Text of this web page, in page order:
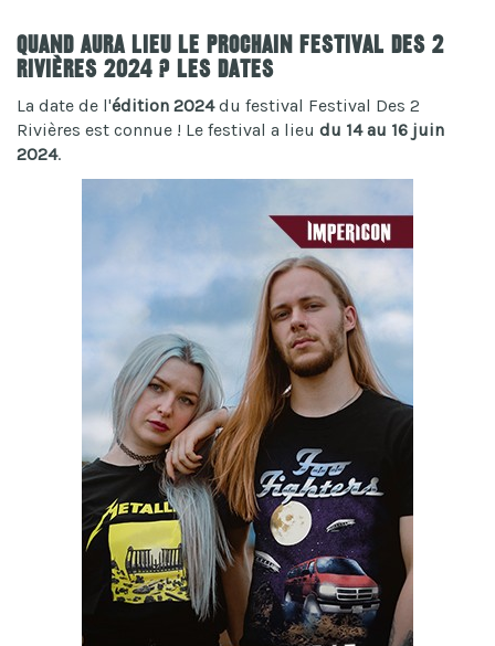
Quand aura lieu le prochain Festival Des 2
Rivières 2024 ? Les dates
La date de l'édition 2024du festival Festival Des 2
Rivières est connue ! Le festival a lieu du 14 au 16 juin
2024.